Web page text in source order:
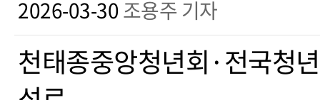
2026-03-30 조용주 기자
천태종중앙청년회·전국청